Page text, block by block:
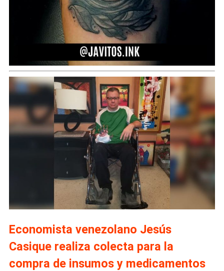
Economista venezolano Jesús
Casique realiza colecta para la
compra de insumos y medicamentos